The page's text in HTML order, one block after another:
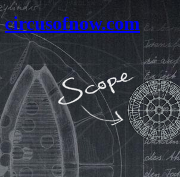
circusofnow.com